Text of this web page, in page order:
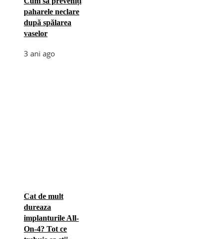
paharele neclare
după spălarea
vaselor
3 ani ago
Cat de mult
dureaza
implanturile All-
On-4? Tot ce